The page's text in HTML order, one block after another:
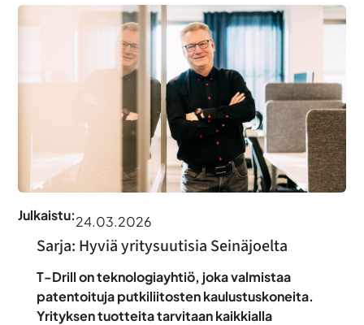
Julkaistu:24.03.2026
Sarja: Hyviä yritysuutisia Seinäjoelta
T-Drill on teknologiayhtiö, joka valmistaa
patentoituja putkiliitosten kaulustuskoneita.
Yrityksen tuotteita tarvitaan kaikkialla